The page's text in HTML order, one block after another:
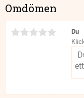
Omdömen
Du